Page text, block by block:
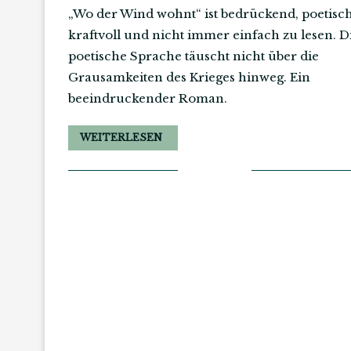
„Wo der Wind wohnt“ ist bedrückend,
kraftvoll und nicht immer einfach zu lesen.
poetische Sprache täuscht nicht über die
Grausamkeiten des Krieges hinweg. Ein
beeindruckender Roman.
WEITERLESEN